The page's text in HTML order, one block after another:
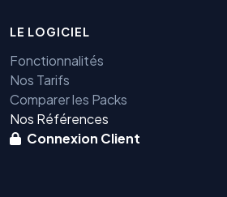
LE LOGICIEL
Fonctionnalités
Nos Tarifs
Comparer les Packs
Nos Références
Connexion Client